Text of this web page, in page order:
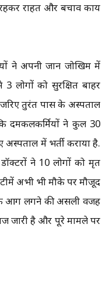
राहत और बचाव कार्य
ने अपनी जान जोखिम में
लोगों को सुरक्षित बाहर
तुरंत पास के अस्पताल
दमकलकर्मियों ने कुल 30
में भर्ती कराया है.
ने 10 लोगों को मृत
अभी भी मौके पर मौजूद
आग लगने की असली वजह
जारी है और पूरे मामले पर